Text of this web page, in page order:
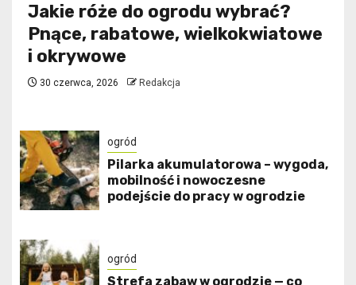
Jakie róże do ogrodu wybrać?
Pnące, rabatowe, wielkokwiatowe
i okrywowe
30 czerwca, 2026 Redakcja
ogród
Pilarka akumulatorowa – wygoda,
mobilność i nowoczesne
podejście do pracy w ogrodzie
ogród
Strefa zabaw w ogrodzie — co